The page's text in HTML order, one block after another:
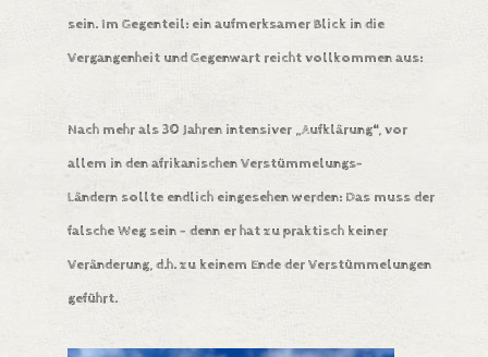
sein. Im Gegenteil: ein aufmerksamer Blick in die
Vergangenheit und Gegenwart reicht vollkommen aus:
Nach mehr als 30 Jahren intensiver „Aufklärung“, vor
allem in den afrikanischen Verstümmelungs-
Ländern sollte endlich eingesehen werden: Das muss der
falsche Weg sein – denn er hat zu praktisch keiner
Veränderung, d.h. zu keinem Ende der Verstümmelungen
geführt.